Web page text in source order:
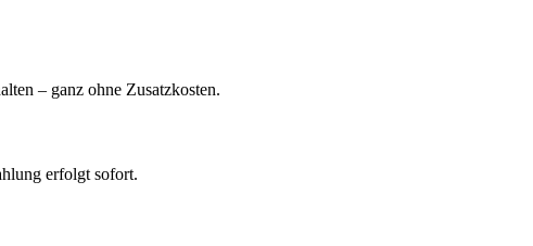
– ganz ohne Zusatzkosten.
erfolgt sofort.